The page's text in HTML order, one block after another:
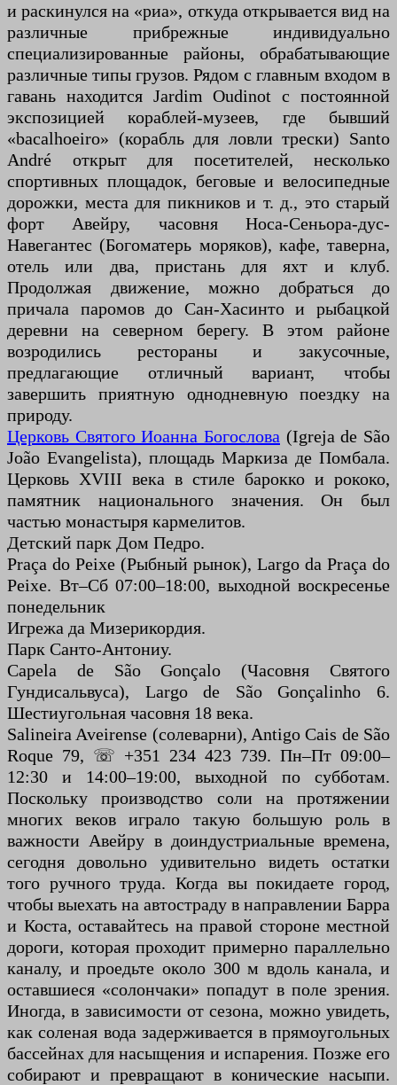
и раскинулся на «риа», откуда открывается вид на
различные прибрежные индивидуально
специализированные районы, обрабатывающие
различные типы грузов. Рядом с главным входом в
гавань находится Jardim Oudinot с постоянной
экспозицией кораблей-музеев, где бывший
«bacalhoeiro» (корабль для ловли трески) Santo
André открыт для посетителей, несколько
спортивных площадок, беговые и велосипедные
дорожки, места для пикников и т. д., это старый
форт Авейру, часовня Носа-Сеньора-дус-
Навегантес (Богоматерь моряков), кафе, таверна,
отель или два, пристань для яхт и клуб.
Продолжая движение, можно добраться до
причала паромов до Сан-Хасинто и рыбацкой
деревни на северном берегу. В этом районе
возродились рестораны и закусочные,
предлагающие отличный вариант, чтобы
завершить приятную однодневную поездку на
природу.
Церковь Святого Иоанна Богослова (Igreja de São
João Evangelista), площадь Маркиза де Помбала.
Церковь XVIII века в стиле барокко и рококо,
памятник национального значения. Он был
частью монастыря кармелитов.
Детский парк Дом Педро.
Praça do Peixe (Рыбный рынок), Largo da Praça do
Peixe. Вт–Сб 07:00–18:00, выходной воскресенье
понедельник
Игрежа да Мизерикордия.
Парк Санто-Антониу.
Capela de São Gonçalo (Часовня Святого
Гундисальвуса), Largo de São Gonçalinho 6.
Шестиугольная часовня 18 века.
Salineira Aveirense (солеварни), Antigo Cais de São
Roque 79, ☏ +351 234 423 739. Пн–Пт 09:00–
12:30 и 14:00–19:00, выходной по субботам.
Поскольку производство соли на протяжении
многих веков играло такую ​​большую роль в
важности Авейру в доиндустриальные времена,
сегодня довольно удивительно видеть остатки
того ручного труда. Когда вы покидаете город,
чтобы выехать на автостраду в направлении Барра
и Коста, оставайтесь на правой стороне местной
дороги, которая проходит примерно параллельно
каналу, и проедьте около 300 м вдоль канала, и
оставшиеся «солончаки» попадут в поле зрения.
Иногда, в зависимости от сезона, можно увидеть,
как соленая вода задерживается в прямоугольных
бассейнах для насыщения и испарения. Позже его
собирают и превращают в конические насыпи.